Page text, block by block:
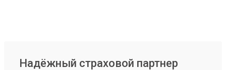
Надёжный страховой партнер